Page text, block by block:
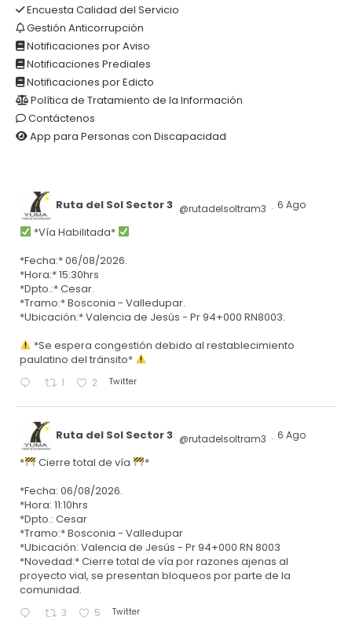
Encuesta Calidad del Servicio
Gestión Anticorrupción
Notificaciones por Aviso
Notificaciones Prediales
Notificaciones por Edicto
Política de Tratamiento de la Información
Contáctenos
App para Personas con Discapacidad
Ruta del Sol Sector 3 @rutadelsoltram3 · 6 Ago
*Vía Habilitada*
*Fecha:* 06/08/2026.
*Hora:* 15:30hrs
*Dpto.:* Cesar.
*Tramo:* Bosconia - Valledupar.
*Ubicación:* Valencia de Jesús - Pr 94+000 RN8003.
*Se espera congestión debido al restablecimiento
paulatino del tránsito*
1 2 Twitter
Ruta del Sol Sector 3 @rutadelsoltram3 · 6 Ago
* Cierre total de vía
*
*Fecha: 06/08/2026.
*Hora: 11:10hrs
*Dpto.: Cesar
*Tramo:* Bosconia - Valledupar
*Ubicación: Valencia de Jesús - Pr 94+000 RN 8003
*Novedad:* Cierre total de vía por razones ajenas al
proyecto vial, se presentan bloqueos por parte de la
comunidad.
3 5 Twitter